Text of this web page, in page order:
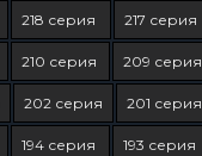
218 серия 217 серия
210 серия 209 серия
202 серия 201 серия
194 серия 193 серия